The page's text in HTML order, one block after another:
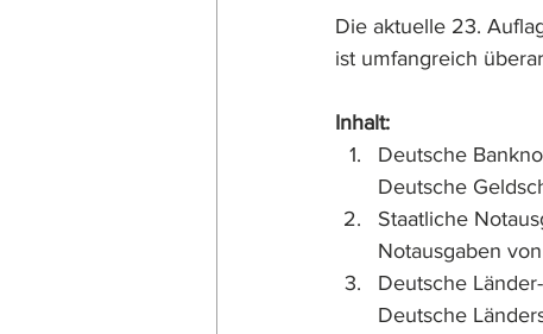
Die aktuelle 23.
ist umfangreich
Inhalt:
Deutsche
Deutsche
Staatliche
Notausgaben
Deutsche
Deutsche